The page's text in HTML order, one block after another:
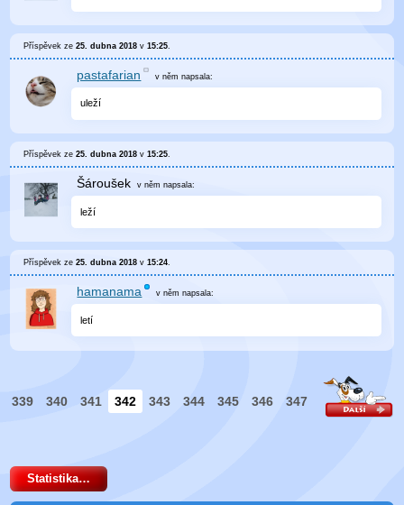
Příspěvek ze25. dubna 2018 v15:25
pastafarian v němnapsala:
uleží
Příspěvek ze25. dubna 2018 v15:25.
Šároušek v něm napsala:
leží
Příspěvek ze25. dubna 2018 v15:24.
hamanama v němnapsala:
letí
339 340 341 342 343 344 345 346 347
Statistika…